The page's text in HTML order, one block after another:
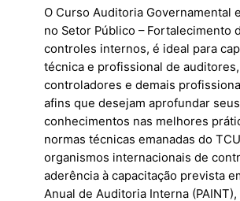
O Curso Auditoria Governamental
no Setor Público – Fortalecimento
controles internos, é ideal para
técnica e profissional de auditores,
controladores e demais
afins que desejam aprofundar seus
conhecimentos nas melhores
normas técnicas emanadas do
organismos internacionais de
aderência à capacitação prevista
Anual de Auditoria Interna (PAINT),